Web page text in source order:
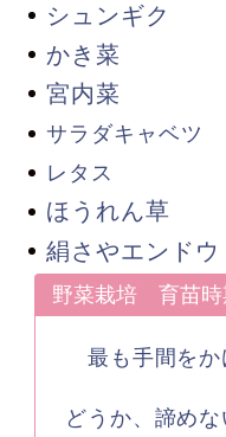
シュンギク
かき菜
宮内菜
サラダ
レ
ほうれん草
絹さやエン
野菜栽培 育苗時
最も手間をか
どうか、諦め